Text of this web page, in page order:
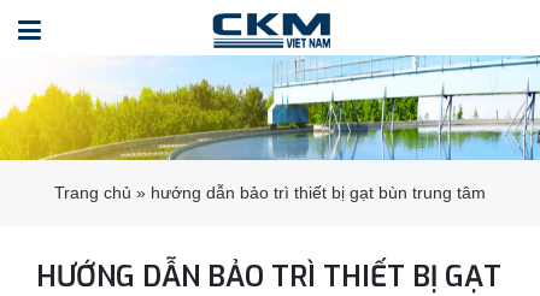
Trang chủ » hướng dẫn bảo trì thiết bị gạt bùn trung tâm
HƯỚNG DẪN BẢO TRÌ THIẾT BỊ GẠT